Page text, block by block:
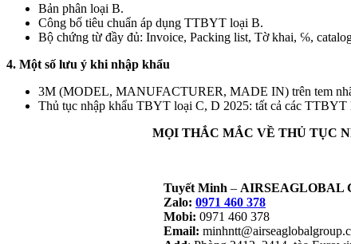
Bản phân loại B.
Công bố tiêu chuẩn áp dụng TTBYT loại B.
Bộ chứng từ đầy đủ: Invoice, Packing list, Tờ khai, ℅,
4. Một số lưu ý khi nhập khẩu
3M (MODEL, MANUFACTURER, MADE IN) trên tem
Thủ tục nhập khẩu TBYT loại C, D 2025: tất cả các
MỌI THẮC MẮC VỀ THỦ TỤC
Tuyết Minh – AIRSEAGLOBAL
Zalo: 0971 460 378
Mobi: 0971 460 378
Email: